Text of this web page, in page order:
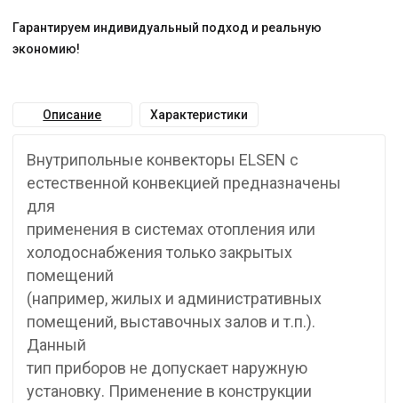
Гарантируем индивидуальный подход и реальную
экономию!
Описание Характеристики
Внутрипольные конвекторы ELSEN с
естественной конвекцией предназначены
для
применения в системах отопления или
холодоснабжения только закрытых
помещений
(например, жилых и административных
помещений, выставочных залов и т.п.).
Данный
тип приборов не допускает наружную
установку. Применение в конструкции